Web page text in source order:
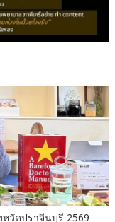
วัดปราจีนบุรี 2569